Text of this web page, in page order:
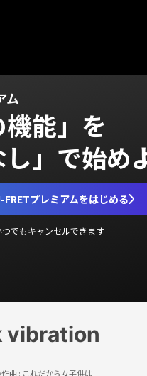
ム
機能」を
し」で始め
FRETプレミアムをはじめる
つでもキャンセルできます
vibration
/作曲 : これだから女子供は